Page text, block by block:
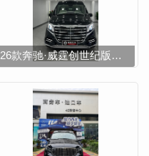
26款奔驰·威霆创世纪版高顶商务车